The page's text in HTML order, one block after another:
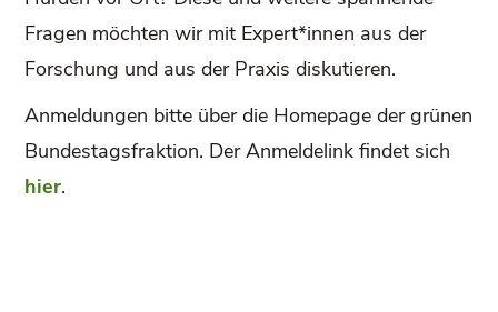
Fragen möchten wir mit Expert*innen aus der
Forschung und aus der Praxis diskutieren.
Anmeldungen bitte über die Homepage der grünen
Bundestagsfraktion. Der Anmeldelink findet sich
hier.